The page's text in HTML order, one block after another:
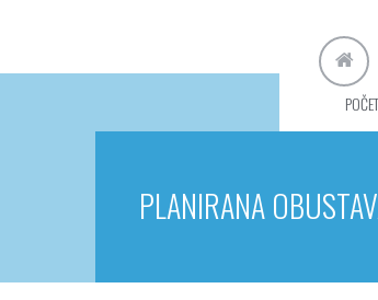
PLANIRANA